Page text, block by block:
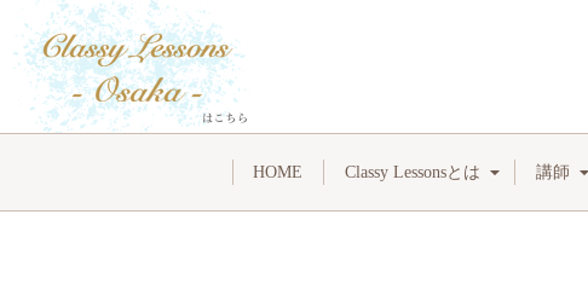
HOME Classy Lessonsとは 講師